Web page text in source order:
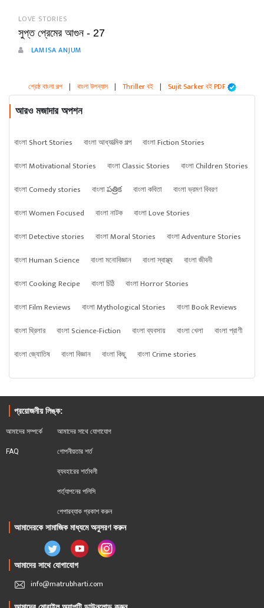
LOVE STORIES
সুপ্ত প্রেমের আগুন - 27
LAMISA ANJUM
শ্রেষ্ঠ বাংলা গল্প | বাংলা উপন্যাস | Thriller বই | Sujit Sarker বই PDF
আরও মজাদার অপশন
বাংলা Short Stories বাংলা আধ্যাত্মিক গল্প
বাংলা Fiction Stories
বাংলা Motivational Stories
বাংলা Classic Stories
বাংলা Children Stories
বাংলা Comedy stories
বাংলা పత్రిక বাংলা কবিতা
বাংলা ভ্রমণ বিবরণ
বাংলা Women Focused
বাংলা নাটক
বাংলা Love Stories
বাংলা Detective stories
বাংলা Moral Stories
বাংলা Adventure Stories
বাংলা Human Science
বাংলা মনোবিজ্ঞান বাংলা স্বাস্থ্য
বাংলা জীবনী
বাংলা Cooking Recipe
বাংলা চিঠি
বাংলা Horror Stories
বাংলা Film Reviews
বাংলা Mythological Stories
বাংলা Book Reviews
বাংলা থ্রিলার
বাংলা Science-Fiction বাংলা ব্যবসায় বাংলা খেলা
বাংলা প্রাণী
বাংলা জ্যোতিষ
বাংলা বিজ্ঞান বাংলা কিছু বাংলা Crime stories
প্রয়োজনীয় লিঙ্ক:
আমাদের সম্পর্কে
FAQ
আমাদের সাথে যোগাযোগ
গোপনীয়তার শর্ত
ব্যবহারের শর্তাবলী
পর্ত্যাপনের পলিসি
পেপারব্যাক প্রকাশ করুন
আমাদেরকে সামাজিক মাধ্যমে অনুসরণ করুন
আমাদের সাথে যোগাযোগ
info@matrubharti.com